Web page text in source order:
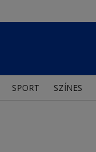
SPORT SZÍNES